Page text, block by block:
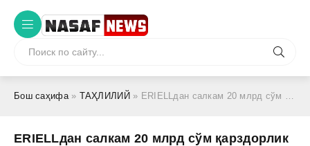
Бош саҳифа» ТАҲЛИЛИЙ » ERIELLдан салкам 20 млрд сўм қарздорлик ундирилди
ERIELLдан салкам 20 млрд сўм қарздорлик